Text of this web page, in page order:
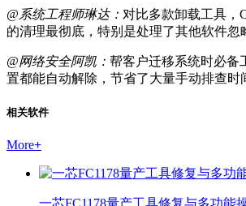
@系统工程师琳达： 对比多款卸载工具，
的清理最彻底，特别是处理了其他软件忽
@网络安全阿凯： 帮客户迁移系统时必备
置都能自动解除，节省了大量手动排查时
相关软件
More+